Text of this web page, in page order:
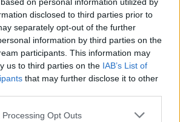
disclosed to third parties prior to
separately opt-out of the further
information by third parties on the
participants. This information may
us to third parties on the IAB’s List of
that may further disclose it to other
website/app uses one or more Google
Opt Outs
Όροι Χρήσης της Google.
Οικονομία
MYAADE
ΑΑΔΕ
για όλη την ειδησεογραφία και τα